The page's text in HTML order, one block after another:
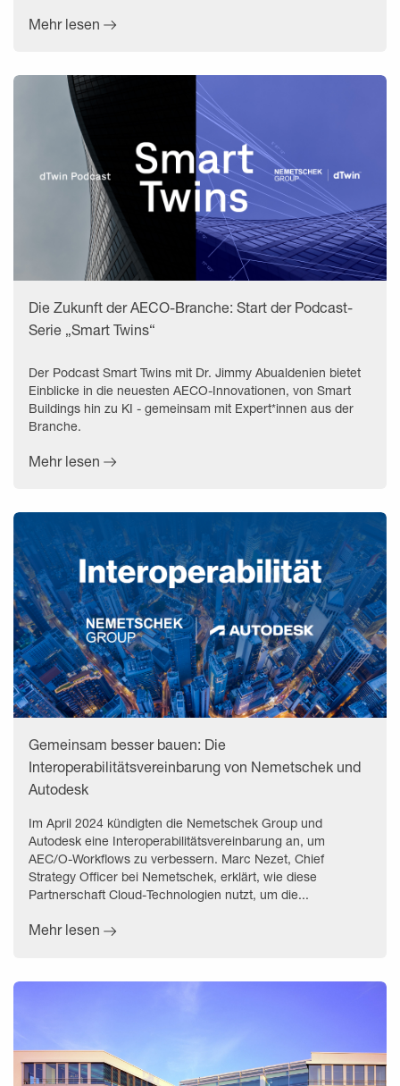
Mehr lesen
Die Zukunft der AECO-Branche: Start der Podcast-
Serie „Smart Twins“
Der Podcast Smart Twins mit Dr. Jimmy Abualdenien bietet
Einblicke in die neuesten AECO-Innovationen, von Smart
Buildings hin zu KI - gemeinsam mit Expert*innen aus der
Branche.
Mehr lesen
Gemeinsam besser bauen: Die
Interoperabilitätsvereinbarung von Nemetschek und
Autodesk
Im April 2024 kündigten die Nemetschek Group und
Autodesk eine Interoperabilitätsvereinbarung an, um
AEC/O-Workflows zu verbessern. Marc Nezet, Chief
Strategy Officer bei Nemetschek, erklärt, wie diese
Partnerschaft Cloud-Technologien nutzt, um die...
Mehr lesen